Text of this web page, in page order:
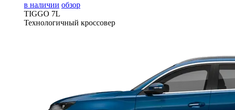
в наличии обзор
TIGGO 7L
Технологичный кроссовер